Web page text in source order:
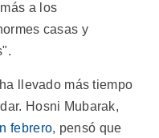
a los
casas y
llevado más tiempo
Hosni Mubarak,
febrero, pensó que